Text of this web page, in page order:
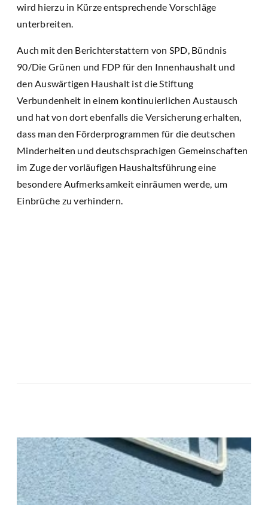
wird hierzu in Kürze entsprechende Vorschläge
unterbreiten.
Auch mit den Berichterstattern von SPD, Bündnis
90/Die Grünen und FDP für den Innenhaushalt und
den Auswärtigen Haushalt ist die Stiftung
Verbundenheit in einem kontinuierlichen Austausch
und hat von dort ebenfalls die Versicherung erhalten,
dass man den Förderprogrammen für die deutschen
Minderheiten und deutschsprachigen Gemeinschaften
im Zuge der vorläufigen Haushaltsführung eine
besondere Aufmerksamkeit einräumen werde, um
Einbrüche zu verhindern.